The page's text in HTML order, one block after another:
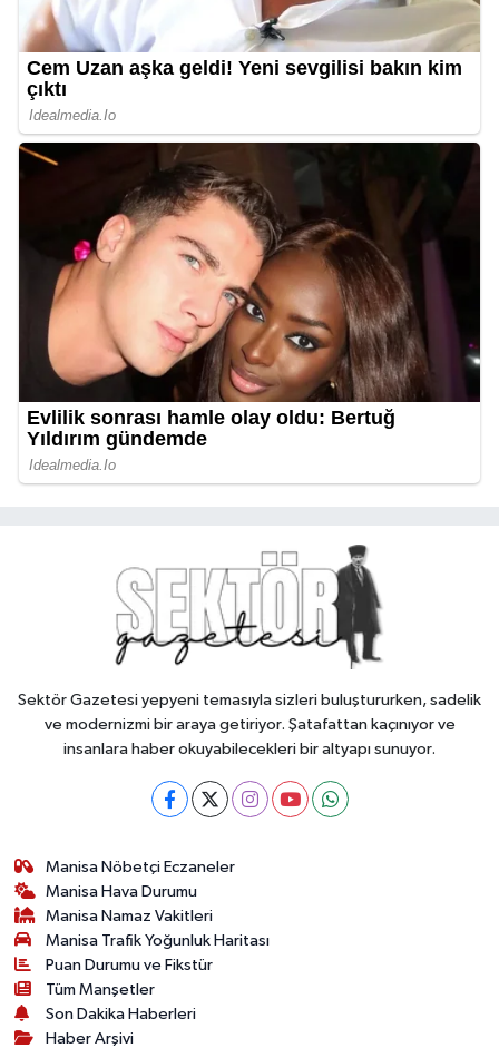
Sektör Gazetesi yepyeni temasıyla sizleri buluştururken, sadelik
ve modernizmi bir araya getiriyor. Şatafattan kaçınıyor ve
insanlara haber okuyabilecekleri bir altyapı sunuyor.
Manisa Nöbetçi Eczaneler
Manisa Hava Durumu
Manisa Namaz Vakitleri
Manisa Trafik Yoğunluk Haritası
Puan Durumu ve Fikstür
Tüm Manşetler
Son Dakika Haberleri
Haber Arşivi